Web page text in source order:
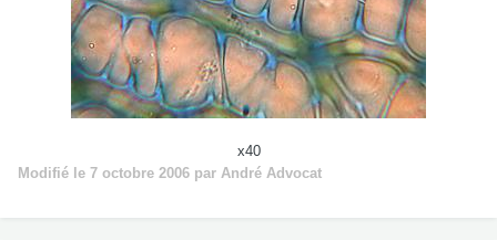
x40
Modifié le 7 octobre 2006 par André Advocat